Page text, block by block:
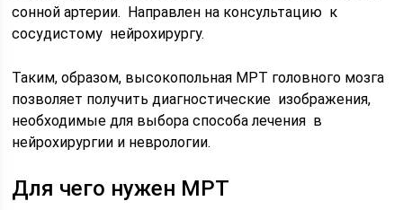
сонной артерии. Направлен на консультацию к
сосудистому нейрохирургу.
Таким, образом, высокопольная МРТ головного мозга
позволяет получить диагностические изображения,
необходимые для выбора способа лечения в
нейрохирургии и неврологии.
Для чего нужен МРТ